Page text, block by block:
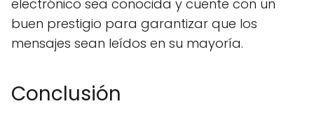
electrónico sea conocida y cuente con un
buen prestigio para garantizar que los
mensajes sean leídos en su mayoría.
Conclusión